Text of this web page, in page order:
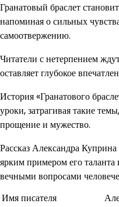
Гранатовый браслет
напоминая о сильных
самоотвержению.
Читатели с нетерпением
оставляет глубокое
История «Гранатового
уроки, затрагивая такие
прощение и мужество.
Рассказ Александра Куприна
ярким примером его таланта
вечными вопросами
Имя писателя